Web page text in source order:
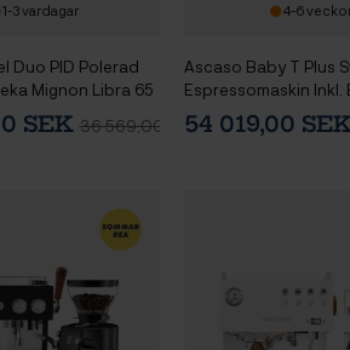
1-3 vardagar
Duo PID Polerad
Mignon Libra 65
SEK 36 569,00 SEK
4-6
Ascaso Baby T Plus
Espressomaskin Inkl.
Mignon Libra 65 Kvarn,
Baristautrustning,
54 019,00